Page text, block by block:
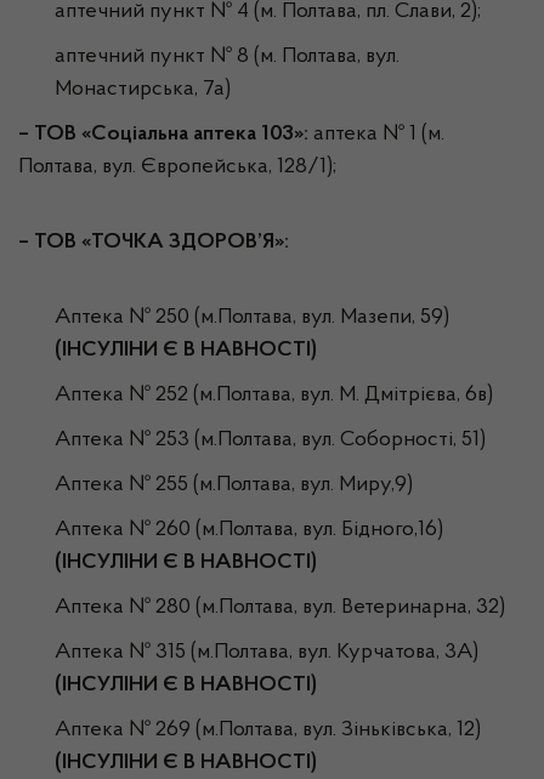
аптечний пункт № 4 (м. Полтава, пл. Слави, 2);
аптечний пункт № 8 (м. Полтава, вул.
Монастирська, 7а)
– ТОВ «Соціальна аптека 103»: аптека № 1 (м.
Полтава, вул. Європейська, 128/1);
– ТОВ «ТОЧКА ЗДОРОВ’Я»:
Аптека № 250 (м.Полтава, вул. Мазепи, 59)
(ІНСУЛІНИ Є В НАВНОСТІ)
Аптека № 252 (м.Полтава, вул. М. Дмітрієва, 6в)
Аптека № 253 (м.Полтава, вул. Соборності, 51)
Аптека № 255 (м.Полтава, вул. Миру,9)
Аптека № 260 (м.Полтава, вул. Бідного,16)
(ІНСУЛІНИ Є В НАВНОСТІ)
Аптека № 280 (м.Полтава, вул. Ветеринарна, 32)
Аптека № 315 (м.Полтава, вул. Курчатова, 3А)
(ІНСУЛІНИ Є В НАВНОСТІ)
Аптека № 269 (м.Полтава, вул. Зіньківська, 12)
(ІНСУЛІНИ Є В НАВНОСТІ)